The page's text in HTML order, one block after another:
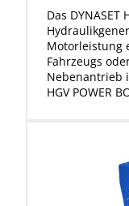
Das DYNASET
Motorleistung
Fahrzeugs
Nebenantrieb
HGV POWER